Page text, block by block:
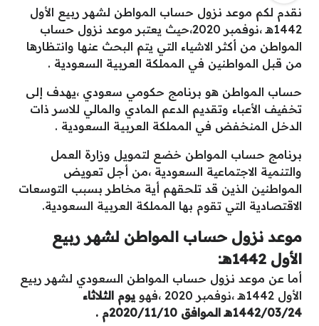
نقدم لكم موعد نزول حساب المواطن لشهر ربيع الأول
1442هـ ،نوفمبر 2020،حيث يعتبر موعد نزول حساب
المواطن من أكثر الاشياء التي يتم البحث عنها وانتظارها
من قبل المواطنين في المملكة العربية السعودية .
حساب المواطن هو برنامج حكومي سعودي ،يهدف إلى
تخفيف الأعباء وتقديم الدعم المادي والمالي للاسر ذات
الدخل المنخفض في المملكة العربية السعودية .
برنامج حساب المواطن خضع لتمويل وزارة العمل
والتنمية الاجتماعية السعودية ،من أجل تعويض
المواطنين الذين قد تلحقهم أية مخاطر بسبب التوسعات
الاقتصادية التي تقوم بها المملكة العربية السعودية.
موعد نزول حساب المواطن لشهر ربيع
الأول 1442هـ:
أما عن موعد نزول حساب المواطن السعودي لشهر ربيع
الأول 1442هـ ،نوفمبر 2020 ،فهو
يوم الثلاثاء
1442/03/24هـ الموافق 2020/11/10م .